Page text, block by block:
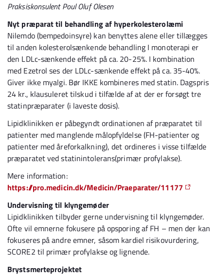
Praksiskonsulent Poul Oluf Olesen
Nyt præparat til behandling af hyperkolesterolæmi
Nilemdo (bempedoinsyre) kan benyttes alene eller tillægges
til anden kolesterolsænkende behandling I monoterapi er
den LDLc-sænkende effekt på ca. 20-25%. I kombination
med Ezetrol ses der LDLc-sænkende effekt på ca. 35-40%.
Giver ikke myalgi. Bør IKKE kombineres med statin. Dagspris
24 kr., klausuleret tilskud i tilfælde af at der er forsøgt tre
statinpræparater (i laveste dosis).
Lipidklinikken er påbegyndt ordinationen af præparatet til
patienter med manglende målopfyldelse (FH-patienter og
patienter med åreforkalkning), det ordineres i visse tilfælde
præparatet ved statinintolerans(primær profylakse).
Mere information:
https://pro.medicin.dk/Medicin/Praeparater/11177
Undervisning til klyngemøder
Lipidklinikken tilbyder gerne undervisning til klyngemøder.
Ofte vil emnerne fokusere på opsporing af FH – men der kan
fokuseres på andre emner, såsom kardiel risikovurdering,
SCORE2 til primær profylakse og lignende.
Brystsmerteprojektet